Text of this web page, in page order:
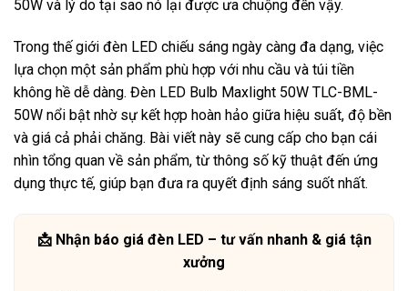
50W và lý do tại sao nó lại được ưa chuộng đến vậy.
Trong thế giới đèn LED chiếu sáng ngày càng đa dạng, việc
lựa chọn một sản phẩm phù hợp với nhu cầu và túi tiền
không hề dễ dàng. Đèn LED Bulb Maxlight 50W TLC-BML-
50W nổi bật nhờ sự kết hợp hoàn hảo giữa hiệu suất, độ bền
và giá cả phải chăng. Bài viết này sẽ cung cấp cho bạn cái
nhìn tổng quan về sản phẩm, từ thông số kỹ thuật đến ứng
dụng thực tế, giúp bạn đưa ra quyết định sáng suốt nhất.
📩 Nhận báo giá đèn LED – tư vấn nhanh & giá tận
xưởng